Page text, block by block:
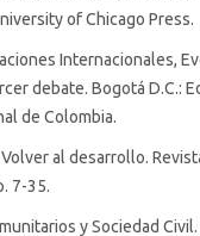
of Chicago Press.
Internacionales,
debate. Bogotá D.C.:
de Colombia.
al desarrollo.
7-35.
y Sociedad